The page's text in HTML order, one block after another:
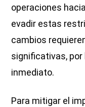
operaciones
evadir estas
cambios
significativas,
inmediato.
Para mitigar el